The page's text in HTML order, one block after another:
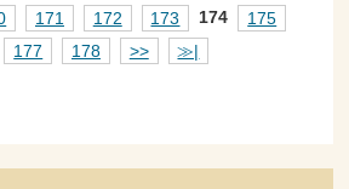
171 172 173 174
175
177 178 >> ≫|